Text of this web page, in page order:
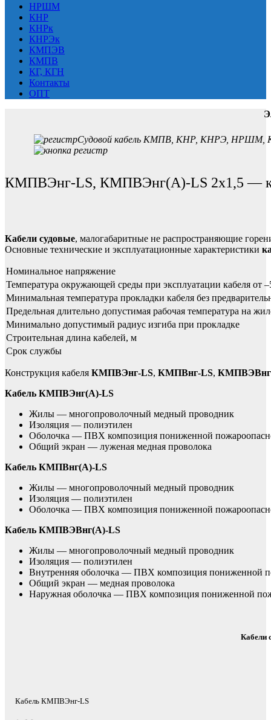
НРШМ
КНР
КНРк
КНРЭк
КМПЭВ
КМПВ
КГ, КГН
Контакты
ОПТ
Судовой кабель КМПВ, КНР, КНРЭ, НРШМ,
КМПВЭнг-LS, КМПВЭнг(А)-LS 2х1,5 —
Кабели судовые, малогабаритные не распространяющие
Основные технические и эксплуатационные характеристики
Номинальное напряжение
Температура окружающей среды при эксплуатации кабеля от
Минимальная температура прокладки кабеля без
Предельная длительно допустимая рабочая температура на
Минимально допустимый радиус изгиба при прокладке
Строительная длина кабелей, м
Срок службы
Конструкция кабеля КМПВЭнг-LS, КМПВнг-LS,
Кабель КМПВЭнг(А)-LS
Жилы — многопроволочный медный проводник
Изоляция — полиэтилен
Оболочка — ПВХ композиция пониженной
Общий экран — луженая медная проволока
Кабель КМПВнг(А)-LS
Жилы — многопроволочный медный проводник
Изоляция — полиэтилен
Оболочка — ПВХ композиция пониженной
Кабель КМПВЭВнг(А)-LS
Жилы — многопроволочный медный проводник
Изоляция — полиэтилен
Внутренняя оболочка — ПВХ композиция пониженной
Общий экран — медная проволока
Наружная оболочка — ПВХ композиция пониженной
Кабели
Кабель КМПВЭнг-LS